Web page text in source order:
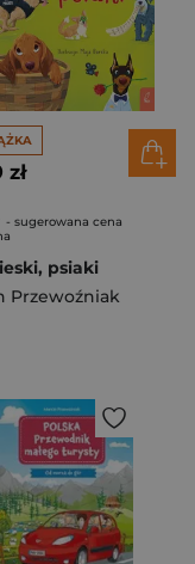
zł
- sugerowana cena
psiaki
Przewoźniak